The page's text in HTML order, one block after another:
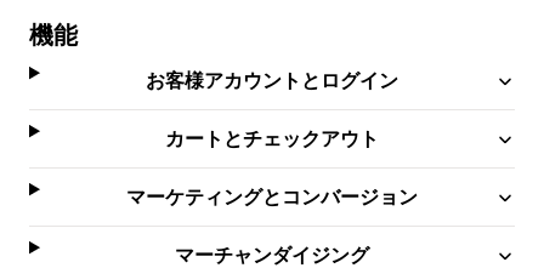
機能
お客様アカウントとログイン
カートとチェックアウト
マーケティングとコンバージョン
マーチャンダイジング